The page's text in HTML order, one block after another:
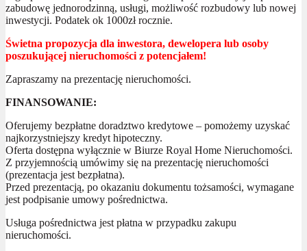
zabudowę jednorodzinną, usługi, możliwość rozbudowy lub nowej
inwestycji. Podatek ok 1000zł rocznie.
Świetna propozycja dla inwestora, dewelopera lub osoby
poszukującej nieruchomości z potencjałem!
Zapraszamy na prezentację nieruchomości.
FINANSOWANIE:
Oferujemy bezpłatne doradztwo kredytowe – pomożemy uzyskać
najkorzystniejszy kredyt hipoteczny.
Oferta dostępna wyłącznie w Biurze Royal Home Nieruchomości.
Z przyjemnością umówimy się na prezentację nieruchomości
(prezentacja jest bezpłatna).
Przed prezentacją, po okazaniu dokumentu tożsamości, wymagane
jest podpisanie umowy pośrednictwa.
Usługa pośrednictwa jest płatna w przypadku zakupu
nieruchomości.